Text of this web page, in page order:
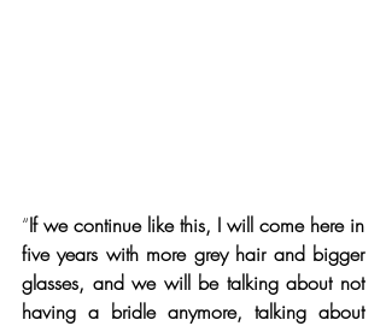
“If we continue like this, I will come here in
five years with more grey hair and bigger
glasses, and we will be talking about not
having a bridle anymore, talking about